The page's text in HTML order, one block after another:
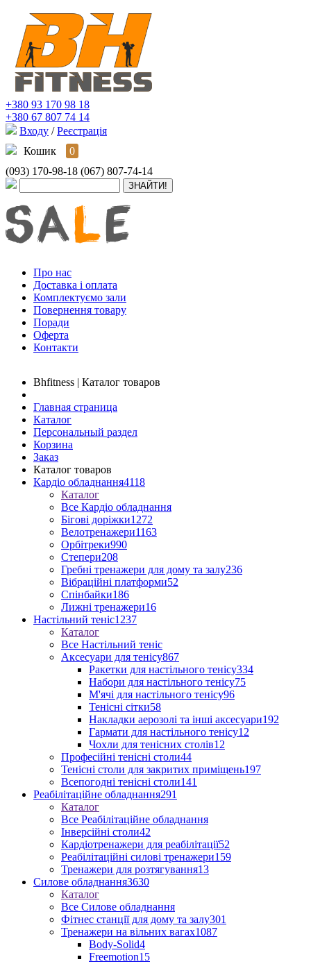
+380 93 170 98 18
+380 67 807 74 14
Входу / Реєстрація
Кошик
0
(093) 170-98-18 (067) 807-74-14
Про нас
Доставка і оплата
Комплектуємо зали
Повернення товару
Поради
Оферта
Контакти
Bhfitness | Каталог товаров
Главная страница
Каталог
Персональный раздел
Корзина
Заказ
Каталог товаров
Кардіо обладнання4118
Каталог
Все Кардіо обладнання
Бігові доріжки1272
Велотренажери1163
Орбітреки990
Степери208
Гребні тренажери для дому та залу236
Вібраційні платформи52
Спінбайки186
Лижні тренажери16
Настільний теніс1237
Каталог
Все Настільний теніс
Аксесуари для тенісу867
Ракетки для настільного тенісу334
Набори для настільного тенісу75
М'ячі для настільного тенісу96
Тенісні сітки58
Накладки аерозолі та інші аксесуари192
Гармати для настільного тенісу12
Чохли для тенісних столів12
Професійні тенісні столи44
Тенісні столи для закритих приміщень197
Всепогодні тенісні столи141
Реабілітаційне обладнання291
Каталог
Все Реабілітаційне обладнання
Інверсійні столи42
Кардіотренажери для реабілітації52
Реабілітаційні силові тренажери159
Тренажери для розтягування13
Силове обладнання3630
Каталог
Все Силове обладнання
Фітнес станції для дому та залу301
Тренажери на вільних вагах1087
Body-Solid4
Freemotion15